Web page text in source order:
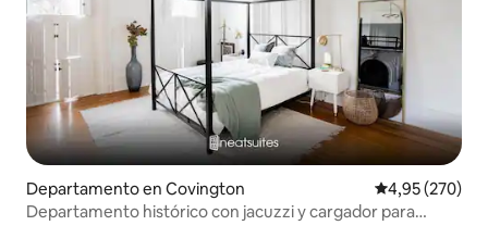
Departamento en Covington Calificación
4,95 (270)
Departamento histórico con jacuzzi y cargador para